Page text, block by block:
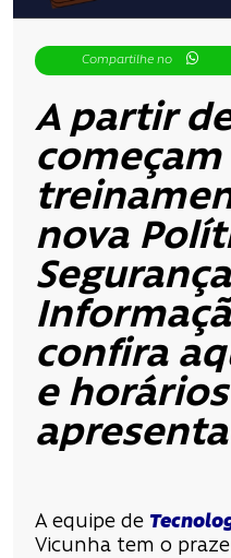
Compartilhe no
A partir
começam
nova
confira
e
A equipe de
Vicunha tem o